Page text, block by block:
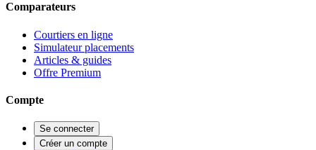
Comparateurs
Courtiers en ligne
Simulateur placements
Articles & guides
Offre Premium
Compte
Se connecter
Créer un compte